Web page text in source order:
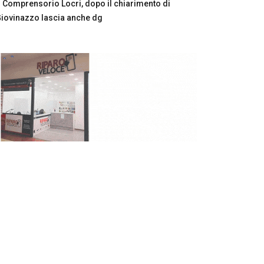
Comprensorio Locri, dopo il chiarimento di
lascia anche dg